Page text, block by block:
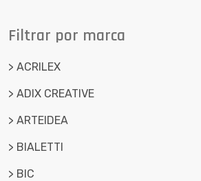
Filtrar por marca
> ACRILEX
> ADIX CREATIVE
> ARTEIDEA
> BIALETTI
> BIC